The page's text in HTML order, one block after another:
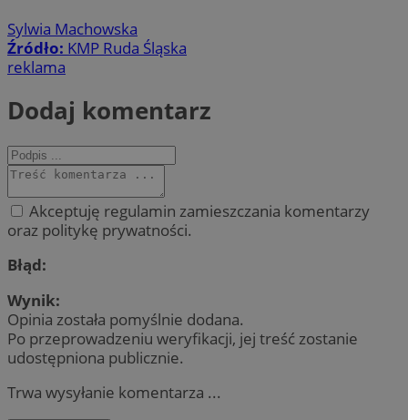
Sylwia Machowska
Źródło: KMP Ruda Śląska
reklama
Dodaj komentarz
Akceptuję regulamin zamieszczania komentarzy
oraz politykę prywatności.
Błąd:
Wynik:
Opinia została pomyślnie dodana.
Po przeprowadzeniu weryfikacji, jej treść zostanie
udostępniona publicznie.
Trwa wysyłanie komentarza ...